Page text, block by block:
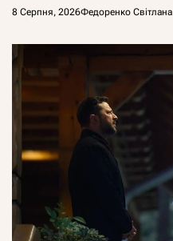
8 Серпня, 2026Федоренко Світлана